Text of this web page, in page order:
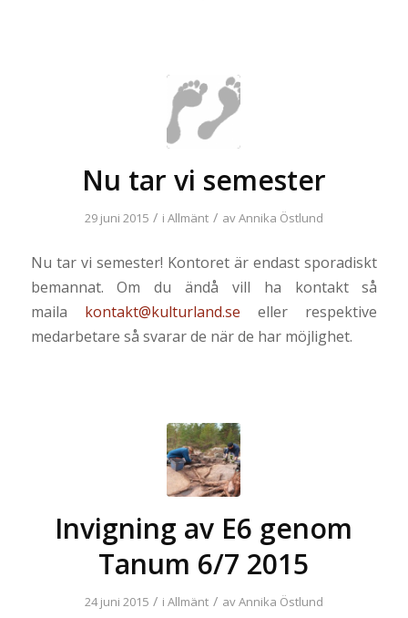
Nu tar vi semester
29 juni 2015 / i Allmänt / avAnnika Östlund
Nu tar vi semester! Kontoret är endast sporadiskt
bemannat. Om du ändå vill ha kontakt så
maila kontakt@kulturland.se eller respektive
medarbetare så svarar de när de har möjlighet.
Invigning av E6 genom
Tanum 6/7 2015
24 juni 2015 / i Allmänt / avAnnika Östlund